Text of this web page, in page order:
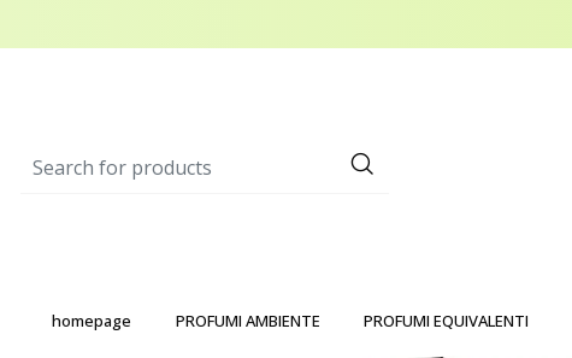
homepage PROFUMI AMBIENTE PROFUMI EQUIVALENTI